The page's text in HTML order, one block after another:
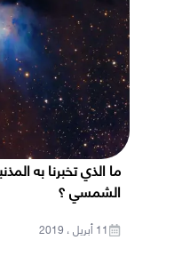
ما الذي تخبرنا به
الشمسي ؟
11 أبريل ، 2019